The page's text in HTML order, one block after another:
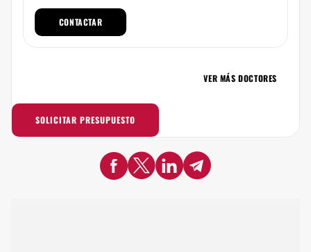
CONTACTAR
VER MÁS DOCTORES
SOLICITAR PRESUPUESTO